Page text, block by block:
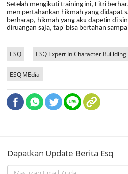
Setelah mengikuti training ini, Fitri
mempertahankan hikmah yang didapat
berharap, hikmah yang aku dapetin di
diruangan saja, tapi bisa bertahan
ESQ ESQ Expert In Character Builiding
ESQ MEdia
Dapatkan Update Berita Esq